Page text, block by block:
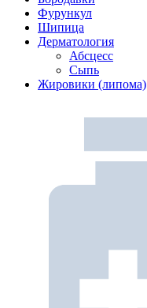
Фурункул
Шипица
Дерматология
Абсцесс
Сыпь
Жировики (липома)